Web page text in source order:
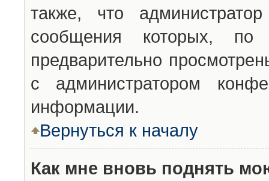
также, что
сообщения которых,
предварительно
с администратором
информации.
Вернуться к началу
Как мне вновь поднять